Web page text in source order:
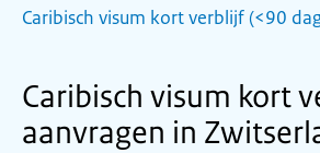
Caribisch visum kort verblijf (<90
Caribisch visum kort
aanvragen in